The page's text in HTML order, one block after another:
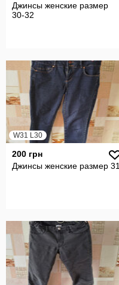
Джинсы женские размер
30-32
W31 L30
200 грн
Джинсы женские размер 31